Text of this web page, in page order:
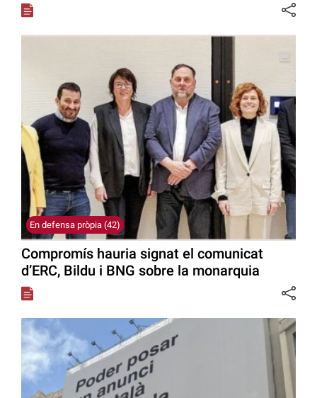
En defensa pròpia (42)
Compromís hauria signat el comunicat
d’ERC, Bildu i BNG sobre la monarquia